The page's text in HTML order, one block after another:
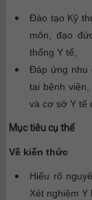
Đào tạo Kỹ
môn, đạo
thống Y tế;
Đáp ứng nhu
tại bệnh
và cơ sở Y tế
Mục tiêu cụ thể
Về kiến thức
Hiểu rõ
Xét nghiệm Y